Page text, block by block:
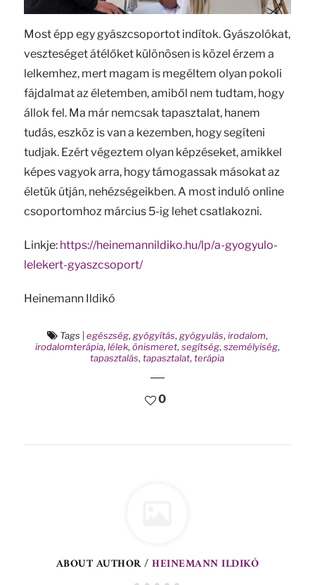
Most épp egy gyászcsoportot indítok. Gyászolókat,
veszteséget átélőket különösen is közel érzem a
lelkemhez, mert magam is megéltem olyan pokoli
fájdalmat az életemben, amiből nem tudtam, hogy
állok fel. Ma már nemcsak tapasztalat, hanem
tudás, eszköz is van a kezemben, hogy segíteni
tudjak. Ezért végeztem olyan képzéseket, amikkel
képes vagyok arra, hogy támogassak másokat az
életük útján, nehézségeikben. A most induló online
csoportomhoz március 5-ig lehet csatlakozni.
Linkje: https://heinemannildiko.hu/lp/a-gyogyulo-
lelekert-gyaszcsoport/
Heinemann Ildikó
Tags egészség, gyógyítás, gyógyulás, irodalom,
irodalomterápia, lélek, önismeret, segítség, személyiség,
tapasztalás,tapasztalat,terápia
0
ABOUT AUTHOR /HEINEMANN ILDIKÓ